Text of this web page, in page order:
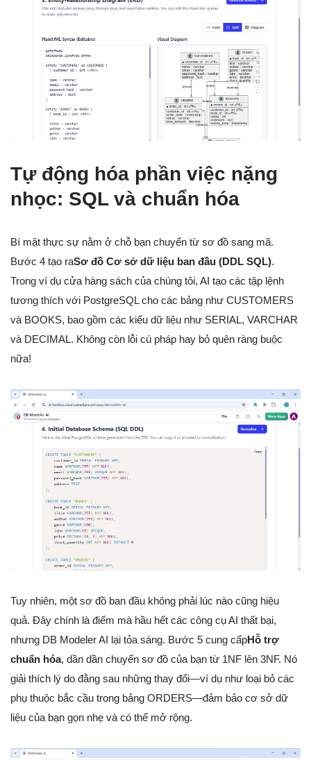
Tự động hóa phần việc nặng
nhọc: SQL và chuẩn hóa
Bí mật thực sự nằm ở chỗ bạn chuyển từ sơ đồ sang mã.
Bước 4 tạo raSơ đồ Cơ sở dữ liệu ban đầu (DDL SQL).
Trong ví dụ cửa hàng sách của chúng tôi, AI tạo các tập lệnh
tương thích với PostgreSQL cho các bảng như CUSTOMERS
và BOOKS, bao gồm các kiểu dữ liệu như SERIAL, VARCHAR
và DECIMAL. Không còn lỗi cú pháp hay bỏ quên ràng buộc
nữa!
Tuy nhiên, một sơ đồ ban đầu không phải lúc nào cũng hiệu
quả. Đây chính là điểm mà hầu hết các công cụ AI thất bại,
nhưng DB Modeler AI lại tỏa sáng. Bước 5 cung cấpHỗ trợ
chuẩn hóa, dần dần chuyển sơ đồ của bạn từ 1NF lên 3NF. Nó
giải thích lý do đằng sau những thay đổi—ví dụ như loại bỏ các
phụ thuộc bắc cầu trong bảng ORDERS—đảm bảo cơ sở dữ
liệu của bạn gọn nhẹ và có thể mở rộng.